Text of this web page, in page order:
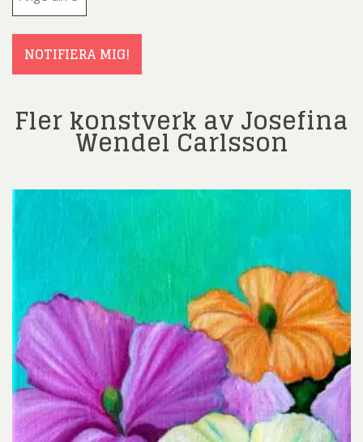
NOTIFIERA MIG!
Fler konstverk av Josefina
Wendel Carlsson